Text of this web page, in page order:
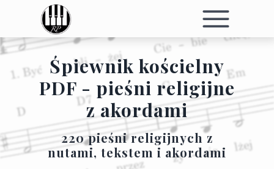
Śpiewnik kościelny
PDF - pieśni religijne
z akordami
220 pieśni religijnych z
nutami, tekstem i akordami